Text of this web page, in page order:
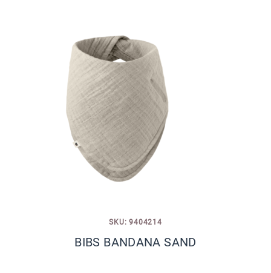
SKU: 9404214
BIBS BANDANA SAND